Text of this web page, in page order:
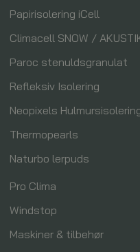
Papirisolering iCell
Climacell SNOW /
Paroc stenuldsgranulat
Refleksiv Isolering
Neopixels
Thermopearls
Naturbo lerpuds
Pro Clima
Windstop
Maskiner & tilbehør